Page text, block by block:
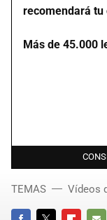
recomendará tu
Más de 45.000
TEMAS Vídeos